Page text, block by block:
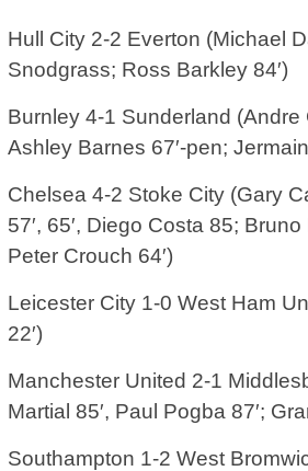
Hull City 2-2 Everton (Michael
Snodgrass; Ross Barkley 84′)
Burnley 4-1 Sunderland (Andre
Ashley Barnes 67′-pen;
Chelsea 4-2 Stoke City (Gary
57′, 65′, Diego Costa 85; Bruno
Peter Crouch 64′)
Leicester City 1-0 West Ham
22′)
Manchester United 2-1
Martial 85′, Paul Pogba 87′;
Southampton 1-2 West